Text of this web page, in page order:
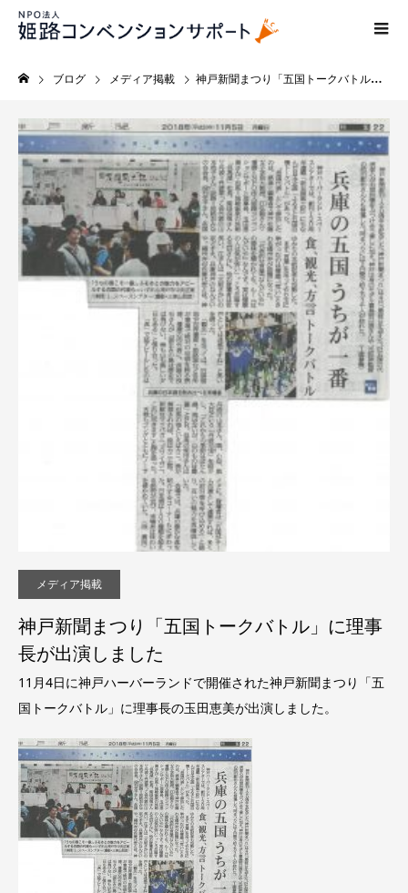
ブログ メディア掲載 神戸新聞まつり「五国トークバトル」に理事長が出演しました
メディア掲載
神戸新聞まつり「五国トークバトル」に理事
長が出演しました
11月4日に神戸ハーバーランドで開催された神戸新聞まつり「五
国トークバトル」に理事長の玉田恵美が出演しました。